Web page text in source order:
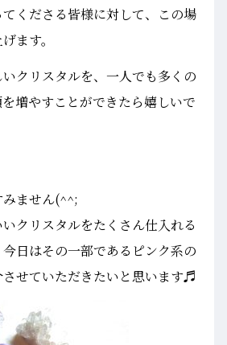
くださる皆様に対して、この場
ます。
クリスタルを、一人でも多くの
増やすことができたら嬉しいで
ません(^^;
クリスタルをたくさん仕入れる
日はその一部であるピンク系の
せていただきたいと思います♬